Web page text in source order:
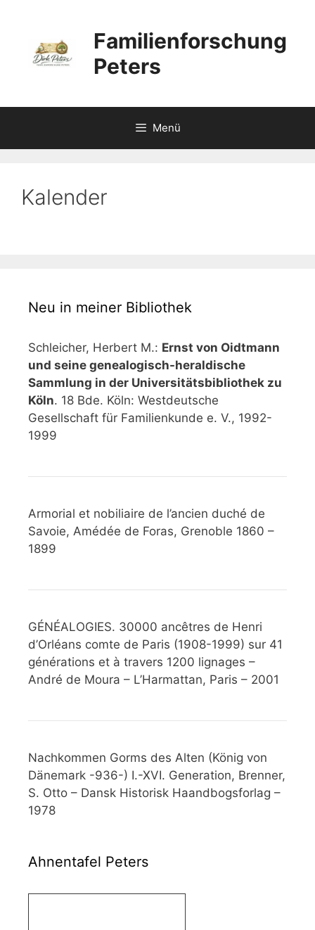
springen
Familienforschung
Peters
Menü
Kalender
Neu in meiner Bibliothek
Schleicher, Herbert M.: Ernst von Oidtmann
und seine genealogisch-heraldische
Sammlung in der Universitätsbibliothek zu
Köln. 18 Bde. Köln: Westdeutsche
Gesellschaft für Familienkunde e. V., 1992-
1999
Armorial et nobiliaire de l’ancien duché de
Savoie, Amédée de Foras, Grenoble 1860 –
1899
GÉNÉALOGIES. 30000 ancêtres de Henri
d’Orléans comte de Paris (1908-1999) sur 41
générations et à travers 1200 lignages –
André de Moura – L’Harmattan, Paris – 2001
Nachkommen Gorms des Alten (König von
Dänemark -936-) I.-XVI. Generation, Brenner,
S. Otto – Dansk Historisk Haandbogsforlag –
1978
Ahnentafel Peters